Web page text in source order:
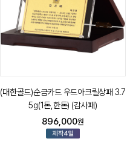
(대한골드)순금카드 우드아크릴상패 3.7
5g(1돈,한돈) (감사패)
896,000원